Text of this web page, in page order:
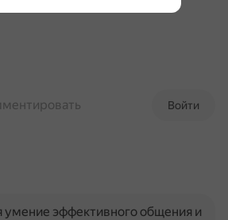
Войти
умение эффективного общения и